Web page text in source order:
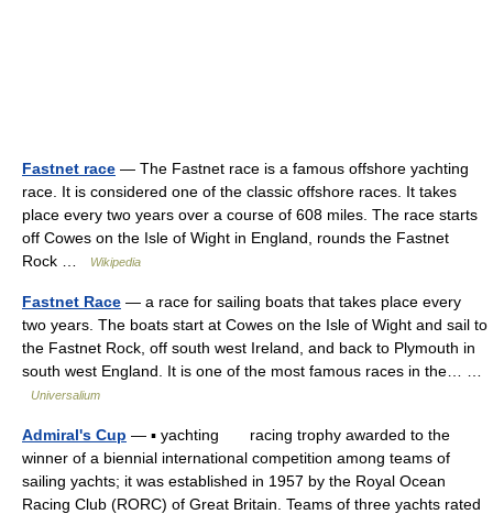
Fastnet race — The Fastnet race is a famous offshore yachting
race. It is considered one of the classic offshore races. It takes
place every two years over a course of 608 miles. The race starts
off Cowes on the Isle of Wight in England, rounds the Fastnet
Rock …
Wikipedia
Fastnet Race — a race for sailing boats that takes place every
two years. The boats start at Cowes on the Isle of Wight and sail to
the Fastnet Rock, off south west Ireland, and back to Plymouth in
south west England. It is one of the most famous races in the… …
Universalium
Admiral's Cup — ▪ yachting racing trophy awarded to the
winner of a biennial international competition among teams of
sailing yachts; it was established in 1957 by the Royal Ocean
Racing Club (RORC) of Great Britain. Teams of three yachts rated